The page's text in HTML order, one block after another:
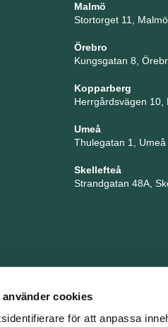
cookies
för att anpassa
Malmö
Stortorget 11, Malmö
Örebro
Kungsgatan 8,
Kopparberg
Herrgårdsvägen 10,
Umeå
Thulegatan 1, Umeå
Skellefteå
Strandgatan 48A,